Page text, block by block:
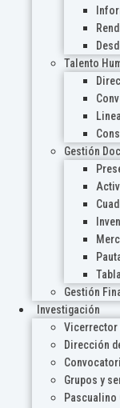
Talento
Gestión
Gestión
Investigación
Vicerrector
Dirección
Grupos y
Pascualino